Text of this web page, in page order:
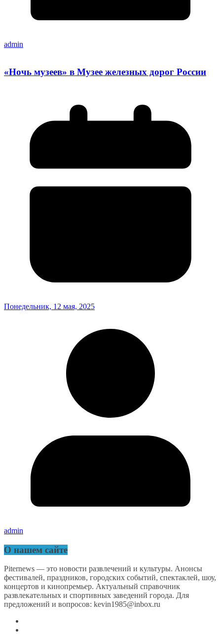
admin
«Ночь музеев» в Музее железных дорог России
Понедельник, 12 мая, 2025
admin
О нашем сайте
Piternews — это новости развлечений и культуры. Анонсы
фестивалей, праздников, городских событий, спектаклей, шоу,
концертов и кинопремьер. Актуальный справочник
развлекательных и спортивных заведений города. Для
предложений и вопросов: kevin1985@inbox.ru